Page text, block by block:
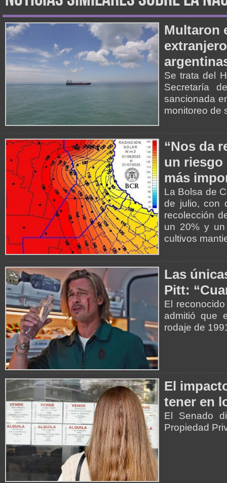
Multaron
Se trata del
Secretaría
sancionada
monitoreo de
“Nos da
un riesgo
más
La Bolsa de
de julio, con
recolección
un 20% y
cultivos
Las
Pitt:
El
admitió que
rodaje de
El
tener en
El Senado
Propiedad